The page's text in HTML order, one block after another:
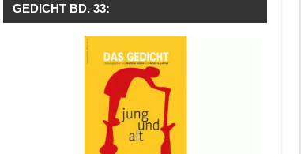
GEDICHT BD. 33: